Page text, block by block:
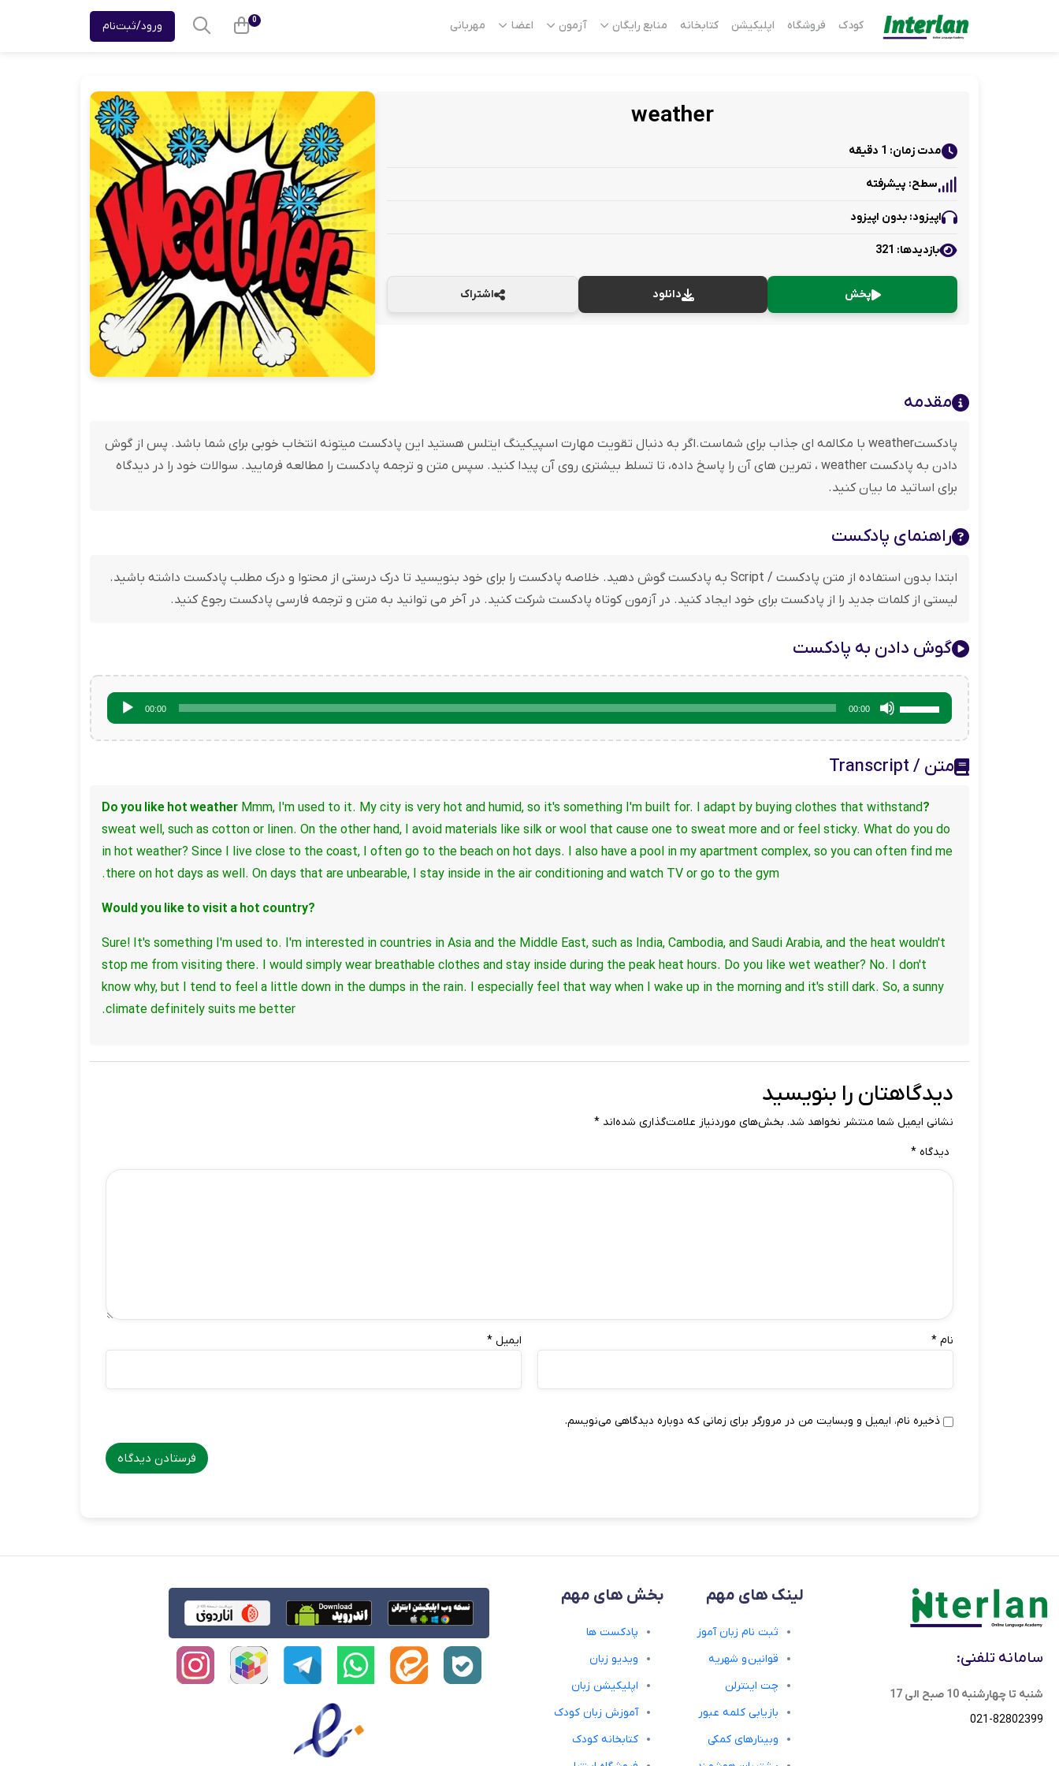
کودک فروشگاه اپلیکیشن کتابخانه منابع رایگان آزمون اعضا مهربانی 0 ورود/ثبت‌نام
weather
مدت زمان: 1 دقیقه
سطح: پیشرفته
اپیزود: بدون اپیزود
بازدید‌ها: 321
پخش دانلود اشتراک
مقدمه
پادکستweather با مکالمه ای جذاب برای شماست.اگر به دنبال تقویت مهارت اسپیکینگ ایتلس هستید این پادکست میتونه انتخاب خوبی برای شما باشد. پس از گوش
دادن به پادکست weather ، تمرین های آن را پاسخ داده، تا تسلط بیشتری روی آن پیدا کنید. سپس متن و ترجمه پادکست را مطالعه فرمایید. سوالات خود را در دیدگاه
برای اساتید ما بیان کنید.
راهنمای پادکست
ابتدا بدون استفاده از متن پادکست / Script به پادکست گوش دهید. خلاصه پادکست را برای خود بنویسید تا درک درستی از محتوا و درک مطلب پادکست داشته باشید.
لیستی از کلمات جدید را از پادکست برای خود ایجاد کنید. در آزمون کوتاه پادکست شرکت کنید. در آخر می توانید به متن و ترجمه فارسی پادکست رجوع کنید.
گوش دادن به پادکست
صوت
00:00 00:00
برای
افزایش
صدا
کلیدهای
بالا
پایین
متن / Transcript
?Do you like hot weather
Mmm, I'm used to it. My city is very hot and humid, so it's something I'm built for. I adapt by buying clothes that withstand
sweat well, such as cotton or linen. On the other hand, I avoid materials like silk or wool that cause one to sweat more and or feel sticky. What do you do
in hot weather? Since I live close to the coast, I often go to the beach on hot days. I also have a pool in my apartment complex, so you can often find me
there on hot days as well. On days that are unbearable, I stay inside in the air conditioning and watch TV or go to the gym.
?Would you like to visit a hot country
Sure! It's something I'm used to. I'm interested in countries in Asia and the Middle East, such as India, Cambodia, and Saudi Arabia, and the heat wouldn't
stop me from visiting there. I would simply wear breathable clothes and stay inside during the peak heat hours. Do you like wet weather? No. I don't
know why, but I tend to feel a little down in the dumps in the rain. I especially feel that way when I wake up in the morning and it's still dark. So, a sunny
climate definitely suits me better.
دیدگاهتان را بنویسید
نشانی ایمیل شما منتشر نخواهد شد. بخش‌های موردنیاز علامت‌گذاری شده‌اند *
دیدگاه *
نام * ایمیل *
ذخیره نام، ایمیل و وبسایت من در مرورگر برای زمانی که دوباره دیدگاهی می‌نویسم.
سامانه تلفنی:
شنبه تا چهارشنبه 10 صبح الی 17
021-82802399
لینک های مهم
ثبت نام زبان آموز
قوانین و شهریه
چت اینترلن
بازیابی کلمه عبور
وبینارهای کمکی
بخش های مهم
پادکست ها
ویدیو زبان
اپلیکیشن زبان
آموزش زبان کودک
کتابخانه کودک